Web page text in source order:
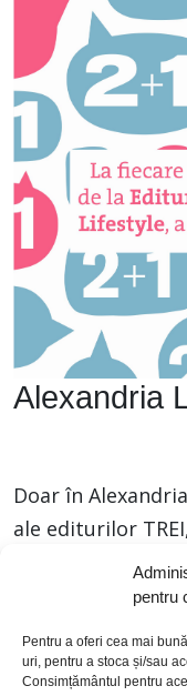
pentru
Pentru a oferi cea mai
uri, pentru a stoca și/sau
Consimțământul pentru
Alexandria
Doar în
ale editurilor TREI,
să plăteşti doar
dintre acestea.
citeşti la timp,